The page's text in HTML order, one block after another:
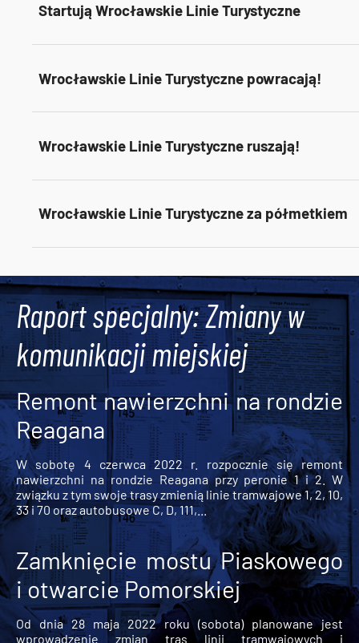
Startują Wrocławskie Linie Turystyczne
Wrocławskie Linie Turystyczne powracają!
Wrocławskie Linie Turystyczne ruszają!
Wrocławskie Linie Turystyczne za półmetkiem
Raport specjalny: Zmiany w
komunikacji miejskiej
Remont nawierzchni na rondzie
Reagana
W sobotę 4 czerwca 2022 r. rozpocznie się remont
nawierzchni na rondzie Reagana przy peronie 1 i 2. W
związku z tym swoje trasy zmienią linie tramwajowe 1, 2, 10,
33 i 70 oraz autobusowe C, D, 111,...
Zamknięcie mostu Piaskowego
i otwarcie Pomorskiej
Od dnia 28 maja 2022 roku (sobota) planowane jest
wprowadzenie zmian tras linii tramwajowych i